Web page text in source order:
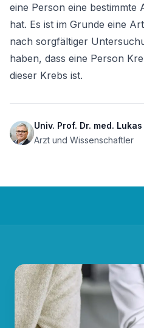
eine Person eine
hat. Es ist im Grunde eine
nach sorgfältiger
haben, dass eine Person
dieser Krebs ist.
Univ. Prof. Dr. med.
Arzt und Wissenschaftler